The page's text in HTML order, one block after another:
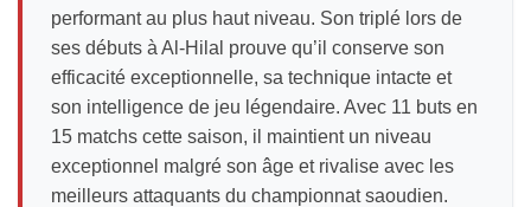
performant au plus haut niveau. Son triplé lors de
ses débuts à Al-Hilal prouve qu’il conserve son
efficacité exceptionnelle, sa technique intacte et
son intelligence de jeu légendaire. Avec 11 buts en
15 matchs cette saison, il maintient un niveau
exceptionnel malgré son âge et rivalise avec les
meilleurs attaquants du championnat saoudien.